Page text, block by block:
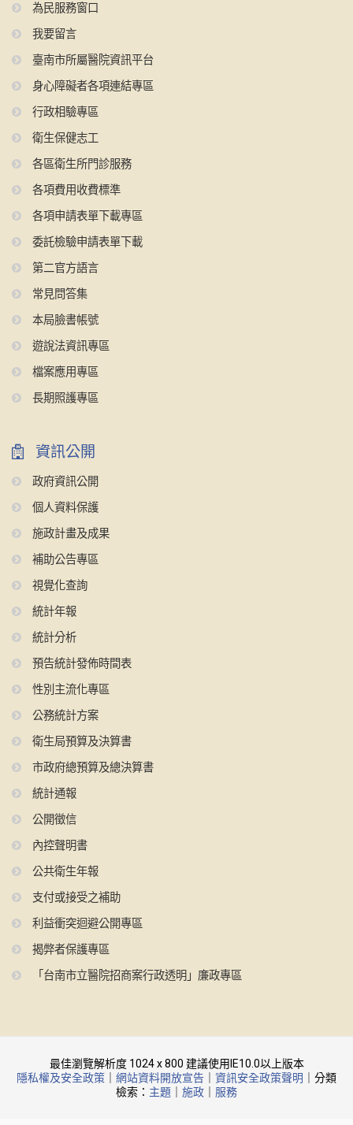
為民服務窗口
我要留言
臺南市所屬醫院資訊平台
身心障礙者各項連結專區
行政相驗專區
衛生保健志工
各區衛生所門診服務
各項費用收費標準
各項申請表單下載專區
委託檢驗申請表單下載
第二官方語言
常見問答集
本局臉書帳號
遊說法資訊專區
檔案應用專區
長期照護專區
資訊公開
政府資訊公開
個人資料保護
施政計畫及成果
補助公告專區
視覺化查詢
統計年報
統計分析
預告統計發佈時間表
性別主流化專區
公務統計方案
衛生局預算及決算書
市政府總預算及總決算書
統計通報
公開徵信
內控聲明書
公共衛生年報
支付或接受之補助
利益衝突迴避公開專區
揭弊者保護專區
「台南市立醫院招商案行政透明」廉政專區
最佳瀏覽解析度 1024 x 800 建議使用IE10.0以上版本
隱私權及安全政策
網站資料開放宣告 資訊安全政策聲明
｜分類
檢索： 主題 施政 服務